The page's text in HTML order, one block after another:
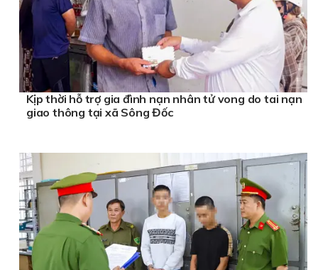
Kịp thời hỗ trợ gia đình nạn nhân tử vong do tai nạn
giao thông tại xã Sông Đốc